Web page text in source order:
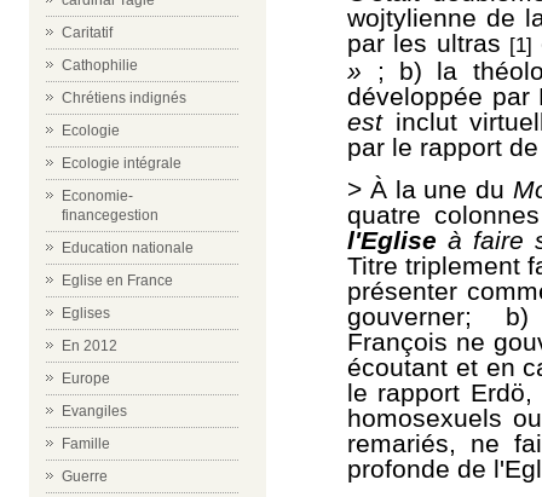
Caritatif
Cathophilie
Chrétiens indignés
Ecologie
Ecologie intégrale
Economie-
financegestion
Education nationale
Eglise en France
Eglises
En 2012
Europe
Evangiles
Famille
Guerre
wojtylienne de
par les ultras [1]
» ; b) la
développée
estinclut
par le rapport
> À la une du
quatre
l'Eglise à faire
Titre triplement
présenter
gouverner;
François ne
écoutant et en
le rapport
homosexuels
remariés, ne
profonde de